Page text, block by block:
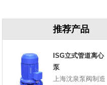
推荐产品
ISG立式管道离心
泵
上海沈泉泵阀制造